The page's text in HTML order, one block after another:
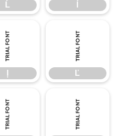
Ĺ
ļ Ľ
Ľ
Ŀ ŀ